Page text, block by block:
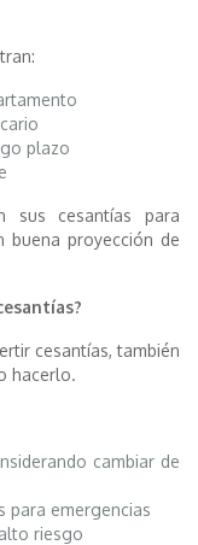
plazo
sus cesantías para
buena proyección de
cesantías, también
hacerlo.
cambiar de
para emergencias
riesgo